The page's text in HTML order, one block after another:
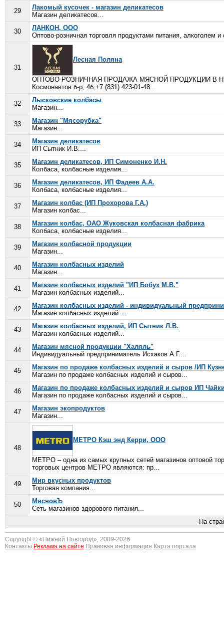
29
Лакомый кусочек - магазин деликатесов
Магазин деликатесов...
30
ЛАНКОН, ООО
Оптово-розничная торговля продуктами питания, алкоголем и
31
Лесная Поляна
ОПТОВО-РОЗНИЧНАЯ ПРОДАЖА МЯСНОЙ ПРОДУКЦИИ В
Космонавтов б-р, 4б +7 (831) 423-01-48...
32
Лысковские колбасы
Магазин...
33
Магазин "Мясорубка"
Магазин...
34
Магазин деликатесов
ИП Сытник И.В....
35
Магазин деликатесов, ИП Симоненко И.Н.
Колбаса, колбасные изделия...
36
Магазин деликатесов, ИП Фадеев А.А.
Колбаса, колбасные изделия...
37
Магазин колбас (ИП Прохорова Г.А.)
Магазин колбас...
38
Магазин колбас, ОАО Жуковская колбасная фабрика
Колбаса, колбасные изделия...
39
Магазин колбасной продукции
Магазин...
40
Магазин колбасных изделий
Магазин...
41
Магазин колбасных изделий "ИП Бобух М.В."
Магазин колбасных изделий...
42
Магазин колбасных изделий - индивидуальный
Магазин колбасных изделий....
43
Магазин колбасных изделий, ИП Сытник Л.В.
Магазин колбасных изделий...
44
Магазин мясной продукции "Халяль"
Индивидуальный предприниматель Исхаков А.Г....
45
Магазин по продаже колбасных изделий и сыров /ИП
Магазин по продаже колбасных изделий и сыров...
46
Магазин по продаже колбасных изделий и сыров ИП
Магазин по продаже колбасных изделий и сыров...
47
Магазин экопродуктов
Магазин...
48
МЕТРО Кэш энд Керри, ООО
МЕТРО – одна из самых крупных сетей магазинов оптовой
торговых центров МЕТРО являются: пр...
49
Мир вкусных продуктов
Торговая компания...
50
МясновЪ
Сеть магазинов здорового питания...
На
Copyright © « Нижний Новгород», 2009-2026
Контакты Реклама на сайте Правовая информация Карта портала